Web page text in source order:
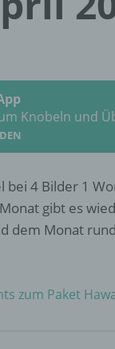
Knobeln und
bei 4 Bilder 1
gibt es
dem Monat
zum Paket